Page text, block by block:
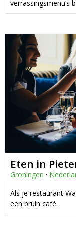
verrassingsmenu’s
Eten in
Groningen ·
Als je restaurant
een bruin café.